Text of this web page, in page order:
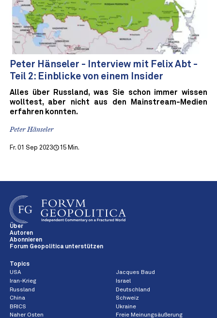
Peter Hänseler - Interview mit Felix Abt -
Teil 2: Einblicke von einem Insider
Alles über Russland, was Sie schon immer wissen
wolltest, aber nicht aus den Mainstream-Medien
erfahren konnten.
Peter Hänseler
Fr. 01 Sep 2023 15 Min.
Über
Autoren
Abonnieren
Forum Geopolitica unterstützen
Topics
USA
Jacques Baud
Iran-Krieg
Israel
Russland
Deutschland
China
Schweiz
BRICS
Ukraine
Naher Osten
Freie Meinungsäußerung